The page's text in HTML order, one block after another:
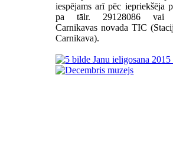
iespējams arī pēc iepriekšēja
pa tālr. 29128086 vai
Carnikavas novada TIC
Carnikava).